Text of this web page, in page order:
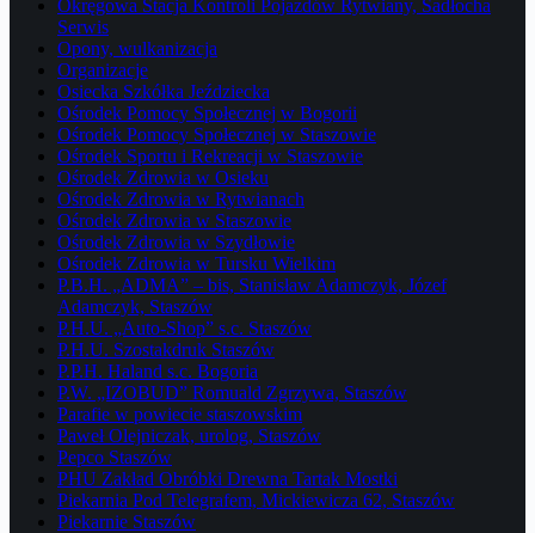
Okręgowa Stacja Kontroli Pojazdów Rytwiany, Sadłocha
Serwis
Opony, wulkanizacja
Organizacje
Osiecka Szkółka Jeździecka
Ośrodek Pomocy Społecznej w Bogorii
Ośrodek Pomocy Społecznej w Staszowie
Ośrodek Sportu i Rekreacji w Staszowie
Ośrodek Zdrowia w Osieku
Ośrodek Zdrowia w Rytwianach
Ośrodek Zdrowia w Staszowie
Ośrodek Zdrowia w Szydłowie
Ośrodek Zdrowia w Tursku Wielkim
P.B.H. „ADMA” – bis, Stanisław Adamczyk, Józef
Adamczyk, Staszów
P.H.U. „Auto-Shop” s.c. Staszów
P.H.U. Szostakdruk Staszów
P.P.H. Haland s.c. Bogoria
P.W. „IZOBUD” Romuald Zgrzywa, Staszów
Parafie w powiecie staszowskim
Paweł Olejniczak, urolog, Staszów
Pepco Staszów
PHU Zakład Obróbki Drewna Tartak Mostki
Piekarnia Pod Telegrafem, Mickiewicza 62, Staszów
Piekarnie Staszów